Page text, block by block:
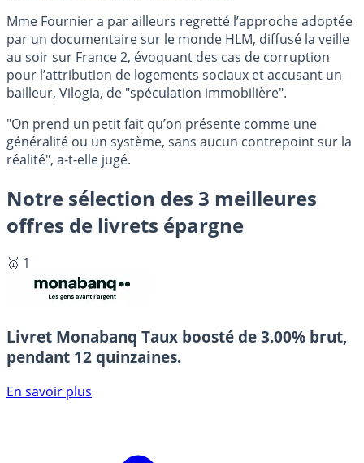
Mme Fournier a par ailleurs regretté l’approche adoptée
par un documentaire sur le monde HLM, diffusé la veille
au soir sur France 2, évoquant des cas de corruption
pour l’attribution de logements sociaux et accusant un
bailleur, Vilogia, de "spéculation immobilière".
"On prend un petit fait qu’on présente comme une
généralité ou un système, sans aucun contrepoint sur la
réalité", a-t-elle jugé.
Notre sélection des 3 meilleures
offres de livrets épargne
🥇 1
Livret Monabanq Taux boosté de 3.00% brut,
pendant 12 quinzaines.
En savoir plus